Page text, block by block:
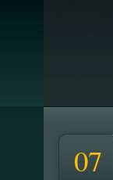
07